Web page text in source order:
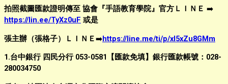
拍照截圖匯款證明傳至 協會『手語教育學院』官方ＬＩＮＥ ➡️
https://lin.ee/TyXz0uF 或是
張主辦（張格子）ＬＩＮＥ➡️https://line.me/ti/p/xl5xZu8GMm
1.台中銀行 四民分行 053-0581【匯款免填】銀行匯款帳號：028-
280034750